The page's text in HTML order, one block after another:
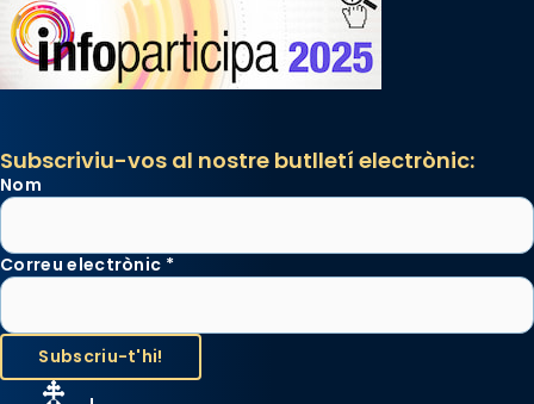
Subscriviu-vos al nostre butlletí electrònic:
Nom
Correu electrònic *